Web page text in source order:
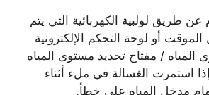
طريق لولبية الكهربائية التي يتم
الموقت أو لوحة التحكم الإلكترونية
المياه / مفتاح تحديد مستوى المياه
استمرت الغسالة في ملء أثناء
مدخل المياه على خطأ.